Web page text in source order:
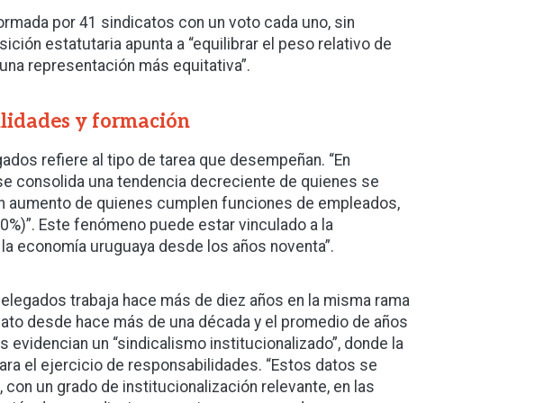
por 41 sindicatos con un voto cada uno, sin
estatutaria apunta a “equilibrar el peso relativo de
representación más equitativa”.
y formación
refiere al tipo de tarea que desempeñan. “En
consolida una tendencia decreciente de quienes se
aumento de quienes cumplen funciones de empleados,
Este fenómeno puede estar vinculado a la
economía uruguaya desde los años noventa”.
trabaja hace más de diez años en la misma rama
desde hace más de una década y el promedio de años
un “sindicalismo institucionalizado”, donde la
el ejercicio de responsabilidades. “Estos datos se
un grado de institucionalización relevante, en las